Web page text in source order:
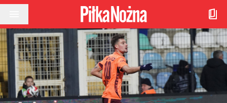
Przejdź do treści